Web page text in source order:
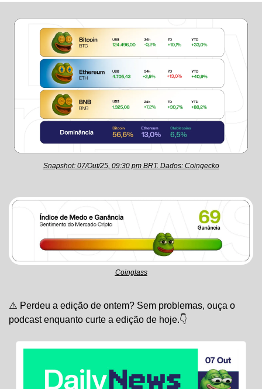
Snapshot: 07/Out/25, 09:30 pm BRT. Dados: Coingecko
Coinglass
⚠️ Perdeu a edição de ontem? Sem problemas, ouça o
podcast enquanto curte a edição de hoje.👇